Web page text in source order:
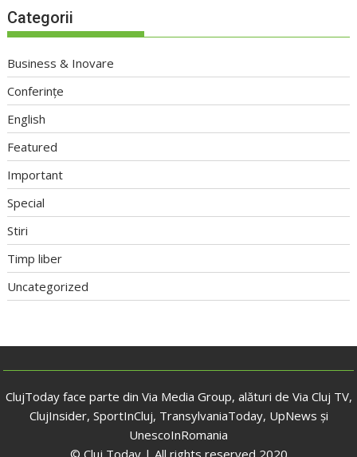
Categorii
Business & Inovare
Conferințe
English
Featured
Important
Special
Stiri
Timp liber
Uncategorized
ClujToday face parte din Via Media Group, alături de Via Cluj TV,
ClujInsider, SportInCluj, TransylvaniaToday, UpNews și
UnescoInRomania
© Cluj Today | All rights reserved 2020